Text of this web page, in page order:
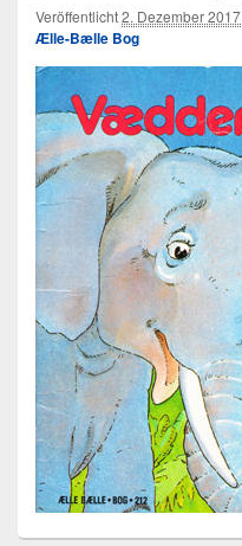
Veröffentlicht2. Dezember 2017
Ælle-Bælle Bog